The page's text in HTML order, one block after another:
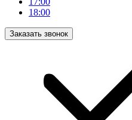
18:00
Заказать звонок